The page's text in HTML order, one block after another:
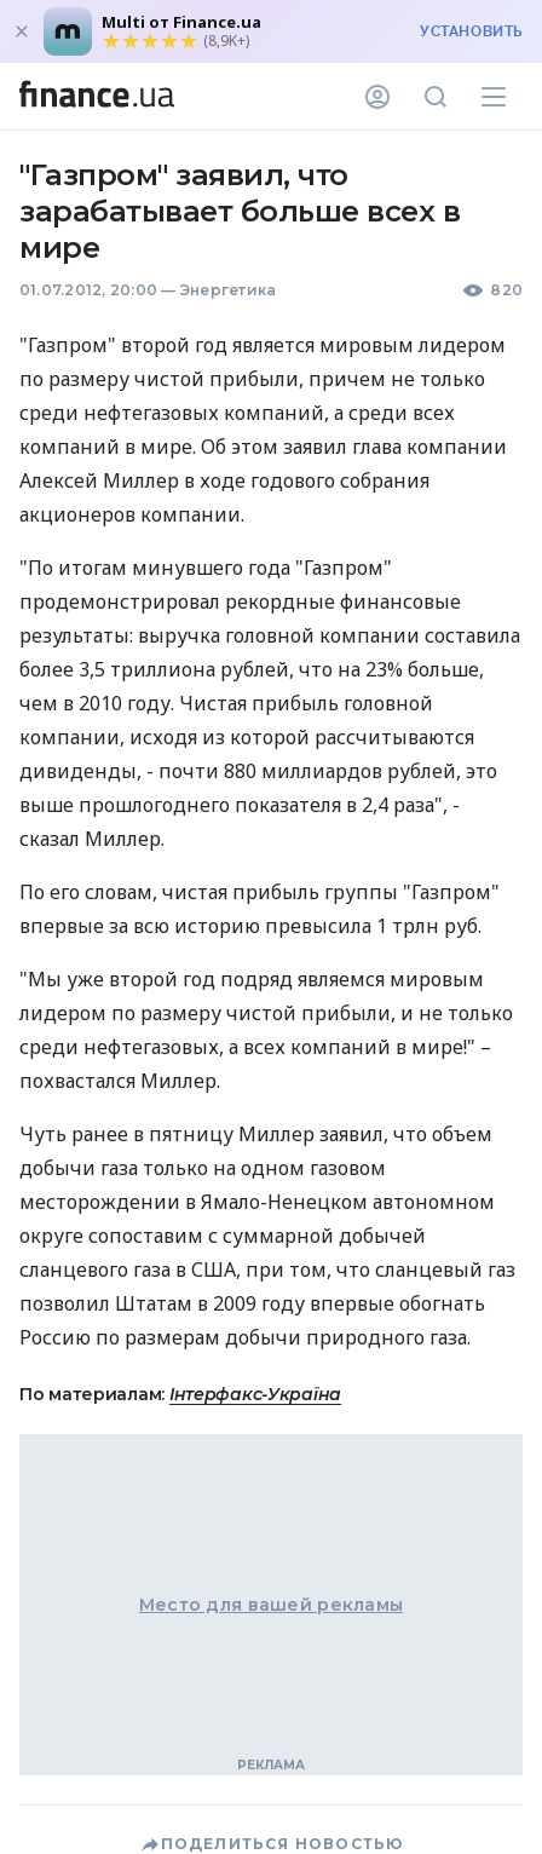
Multi от Finance.ua
(8,9K+) УСТАНОВИТЬ
"Газпром" заявил, что
зарабатывает больше всех в
мире
01.07.2012, 20:00 — Энергетика 820
"Газпром" второй год является мировым лидером
по размеру чистой прибыли, причем не только
среди нефтегазовых компаний, а среди всех
компаний в мире. Об этом заявил глава компании
Алексей Миллер в ходе годового собрания
акционеров компании.
"По итогам минувшего года "Газпром"
продемонстрировал рекордные финансовые
результаты: выручка головной компании составила
более 3,5 триллиона рублей, что на 23% больше,
чем в 2010 году. Чистая прибыль головной
компании, исходя из которой рассчитываются
дивиденды, - почти 880 миллиардов рублей, это
выше прошлогоднего показателя в 2,4 раза", -
сказал Миллер.
По его словам, чистая прибыль группы "Газпром"
впервые за всю историю превысила 1 трлн руб.
"Мы уже второй год подряд являемся мировым
лидером по размеру чистой прибыли, и не только
среди нефтегазовых, а всех компаний в мире!" –
похвастался Миллер.
Чуть ранее в пятницу Миллер заявил, что объем
добычи газа только на одном газовом
месторождении в Ямало-Ненецком автономном
округе сопоставим с суммарной добычей
сланцевого газа в США, при том, что сланцевый газ
позволил Штатам в 2009 году впервые обогнать
Россию по размерам добычи природного газа.
По материалам: Інтерфакс-Україна
Место для вашей рекламы
ПОДЕЛИТЬСЯ НОВОСТЬЮ